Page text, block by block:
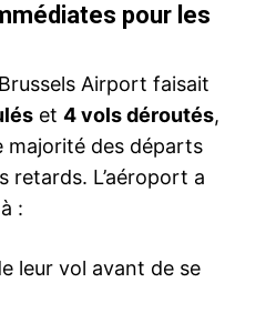
pour les
Airport faisait
et 4 vols déroutés,
majorité des départs
retards. L’aéroport a
:
leur vol avant de se